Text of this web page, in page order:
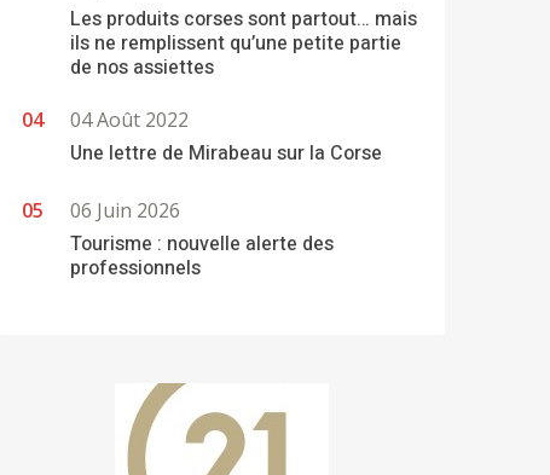
Les produits corses sont partout… mais
ils ne remplissent qu’une petite partie
de nos assiettes
04 Août 2022
Une lettre de Mirabeau sur la Corse
06 Juin 2026
Tourisme : nouvelle alerte des
professionnels